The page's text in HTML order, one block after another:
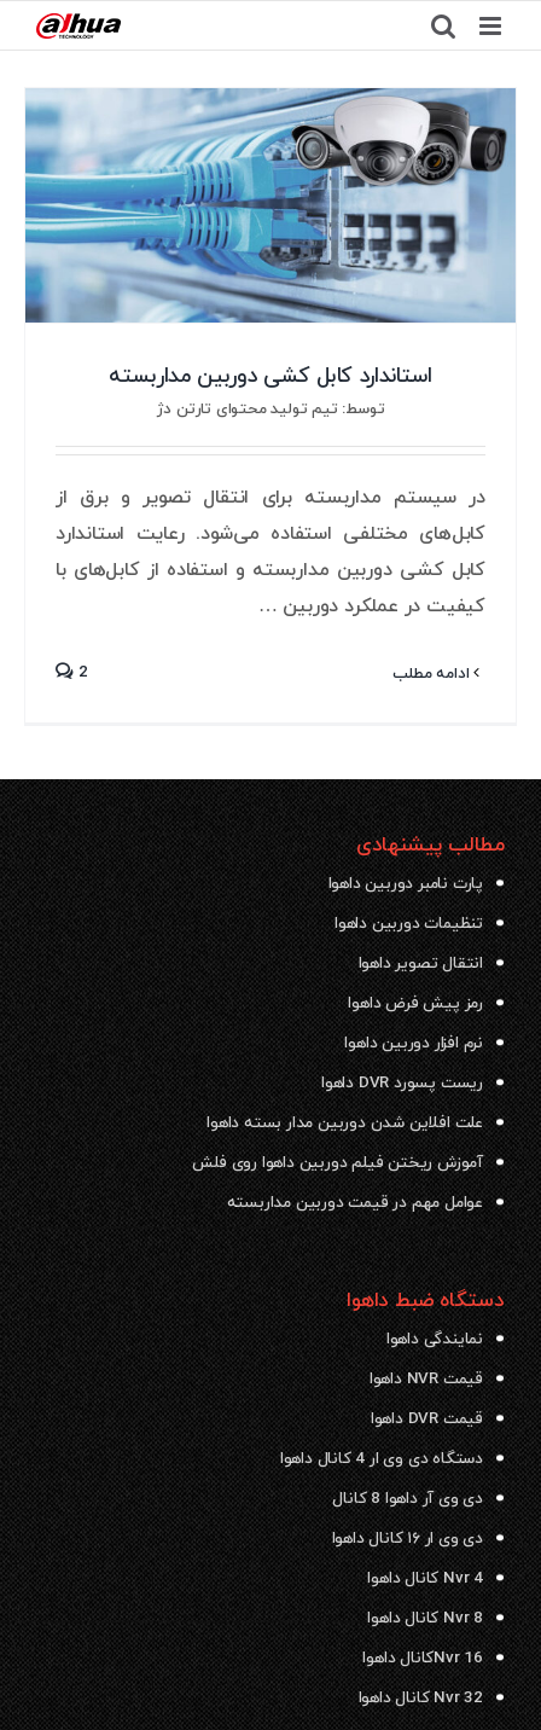
to
content
استاندارد کابل کشی دوربین مداربسته
توسط: تیم تولید محتوای تارتن دژ
در سیستم مداربسته برای انتقال تصویر و برق از
کابل‌های مختلفی استفاده می‌شود. رعایت استاندارد
کابل کشی دوربین مداربسته و استفاده از کابل‌های با
کیفیت در عملکرد دوربین …
ادامه مطلب 2
مطالب پیشنهادی
پارت نامبر دوربین داهوا
تنظیمات دوربین داهوا
انتقال تصویر داهوا
رمز پیش فرض داهوا
نرم افزار دوربین داهوا
ریست پسورد DVR داهوا
علت افلاین شدن دوربین مدار بسته داهوا
آموزش ریختن فیلم دوربین داهوا روی فلش
عوامل مهم در قیمت دوربین مداربسته
دستگاه ضبط داهوا
نمایندگی داهوا
قیمت NVR داهوا
قیمت DVR داهوا
دستگاه دی وی ار 4 کانال داهوا
دی وی آر داهوا 8 کانال
دی وی ار ۱۶ کانال داهوا
Nvr 4 کانال داهوا
Nvr 8 کانال داهوا
Nvr 16کانال داهوا
Nvr 32 کانال داهوا